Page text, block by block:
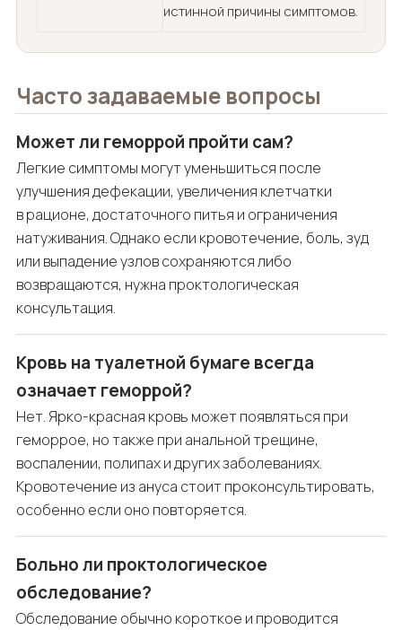
истинной причины симптомов.
Часто задаваемые вопросы
Может ли геморрой пройти сам?
Легкие симптомы могут уменьшиться после
улучшения дефекации, увеличения клетчатки
в рационе, достаточного питья и ограничения
натуживания. Однако если кровотечение, боль, зуд
или выпадение узлов сохраняются либо
возвращаются, нужна проктологическая
консультация.
Кровь на туалетной бумаге всегда
означает геморрой?
Нет. Ярко-красная кровь может появляться при
геморрое, но также при анальной трещине,
воспалении, полипах и других заболеваниях.
Кровотечение из ануса стоит проконсультировать,
особенно если оно повторяется.
Больно ли проктологическое
обследование?
Обследование обычно короткое и проводится